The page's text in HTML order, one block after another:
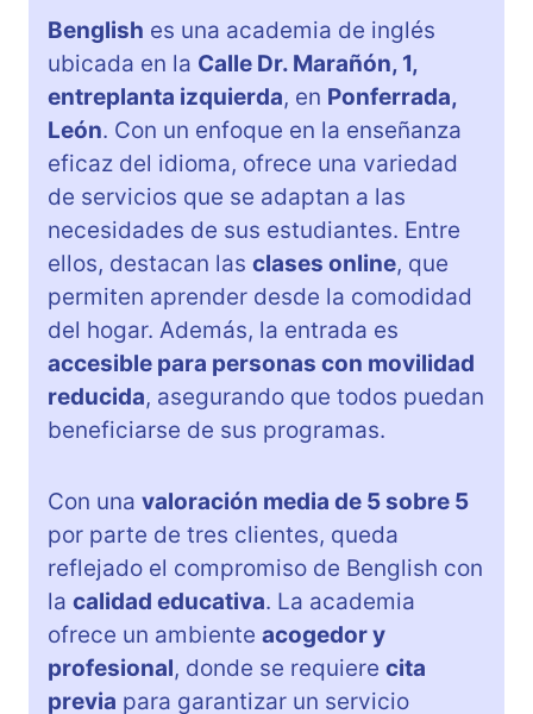
Benglish es una academia de inglés
ubicada en la Calle Dr. Marañón, 1,
entreplanta izquierda, en Ponferrada,
León. Con un enfoque en la enseñanza
eficaz del idioma, ofrece una variedad
de servicios que se adaptan a las
necesidades de sus estudiantes. Entre
ellos, destacan las clases online, que
permiten aprender desde la comodidad
del hogar. Además, la entrada es
accesible para personas con movilidad
reducida, asegurando que todos puedan
beneficiarse de sus programas.
Con una valoración media de 5 sobre 5
por parte de tres clientes, queda
reflejado el compromiso de Benglish con
la calidad educativa. La academia
ofrece un ambiente acogedor y
profesional, donde se requiere cita
previa para garantizar un servicio